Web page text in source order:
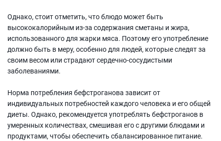
Однако, стоит отметить, что блюдо может быть
высококалорийным из-за содержания сметаны и жира,
использованного для жарки мяса. Поэтому его употребление
должно быть в меру, особенно для людей, которые следят за
своим весом или страдают сердечно-сосудистыми
заболеваниями.
Норма потребления бефстроганова зависит от
индивидуальных потребностей каждого человека и его общей
диеты. Однако, рекомендуется употреблять бефстроганов в
умеренных количествах, смешивая его с другими блюдами и
продуктами, чтобы обеспечить сбалансированное питание.